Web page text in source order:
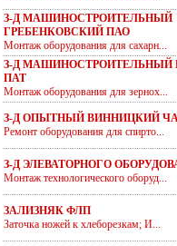
З-Д МАШИНОСТРОИТЕЛЬНЫЙ
ГРЕБЕНКОВСКИЙ ПАО
Монтаж оборудования для сахарн...
З-Д МАШИНОСТРОИТЕЛЬНЫЙ
ПАТ
Монтаж оборудования для зернох...
З-Д ОПЫТНЫЙ ВИННИЦКИЙ
Ремонт оборудования для спирто...
З-Д ЭЛЕВАТОРНОГО
Монтаж технологического оборуд...
ЗАЛИЗНЯК ФЛП
Заточка ножей к хлеборезкам; И...